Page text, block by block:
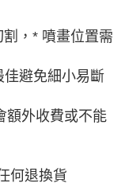
，* 噴畫位置需
佳避免細小易斷
額外收費或不能
何退換貨